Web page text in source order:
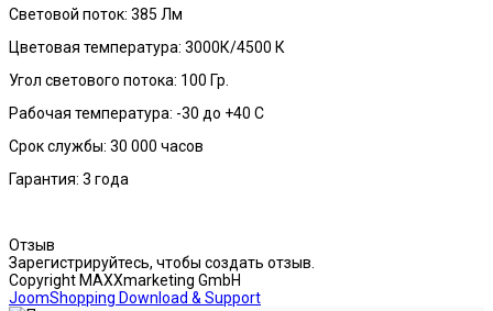
Световой поток: 385 Лм
Цветовая температура: 3000К/4500 К
Угол светового потока: 100 Гр.
Рабочая температура: -30 до +40 С
Срок службы: 30 000 часов
Гарантия: 3 года
Отзыв
Зарегистрируйтесь, чтобы создать отзыв.
Copyright MAXXmarketing GmbH
JoomShopping Download & Support